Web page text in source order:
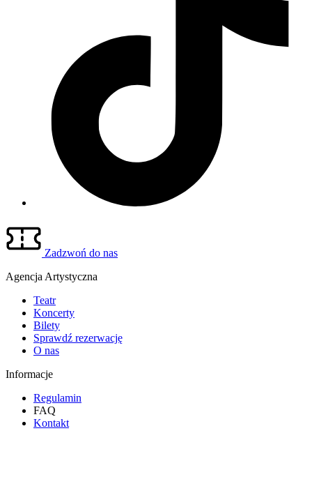
Zadzwoń do nas
Agencja Artystyczna
Teatr
Koncerty
Bilety
Sprawdź rezerwację
O nas
Informacje
Regulamin
FAQ
Kontakt